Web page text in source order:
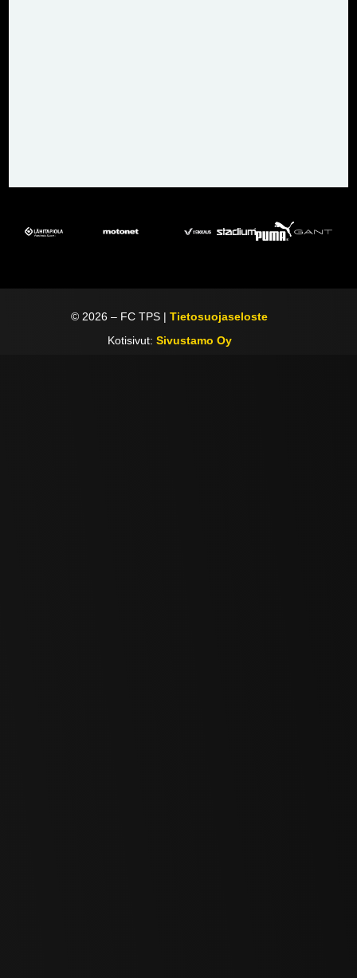
© 2026 – FC TPS |Tietosuojaseloste
Kotisivut: Sivustamo Oy